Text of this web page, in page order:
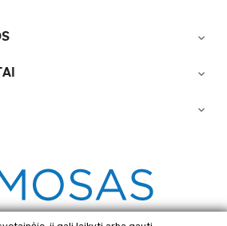


